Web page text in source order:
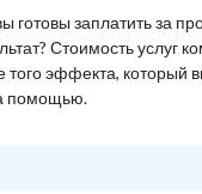
готовы заплатить за
Стоимость услуг
того эффекта, который
помощью.